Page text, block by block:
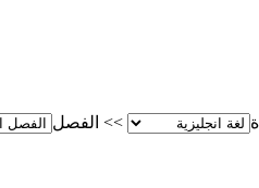
>> الفصل